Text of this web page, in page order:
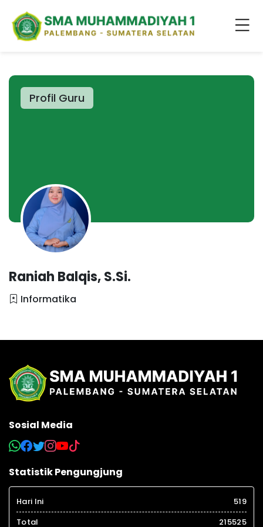
Profil Guru
Raniah Balqis, S.Si.
Informatika
Sosial Media
Statistik Pengungjung
Hari Ini
519
Total
215525